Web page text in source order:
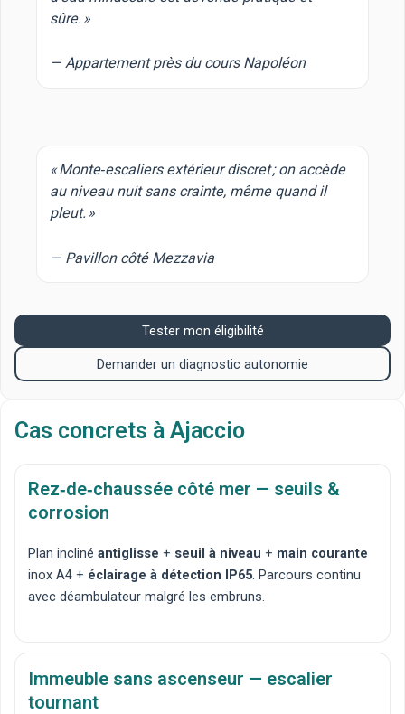
sûre. »
— Appartement près du cours Napoléon
« Monte‑escaliers extérieur discret ; on accède
au niveau nuit sans crainte, même quand il
pleut. »
— Pavillon côté Mezzavia
Tester mon éligibilité
Demander un diagnostic autonomie
Cas concrets à Ajaccio
Rez‑de‑chaussée côté mer — seuils &
corrosion
Plan incliné antiglisse + seuil à niveau + main courante
inox A4 + éclairage à détection IP65. Parcours continu
avec déambulateur malgré les embruns.
Immeuble sans ascenseur — escalier
tournant